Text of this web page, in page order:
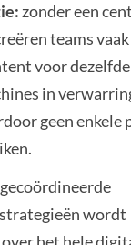
zonder een
teams vaak
voor dezelfde
in
geen enkele
wordt